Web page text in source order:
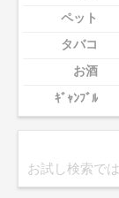
ペット
タバコ
お酒
ｷﾞｬﾝﾌﾞﾙ
お試し検索で